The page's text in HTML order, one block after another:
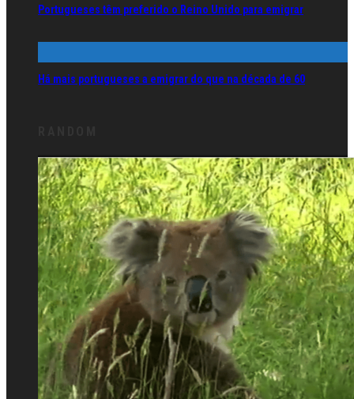
Portugueses têm preferido o Reino Unido para emigrar
Há mais portugueses a emigrar do que na década de 60